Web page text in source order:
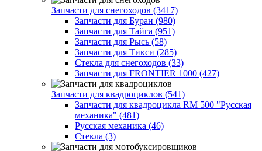
Запчасти для снегоходов (3417)
Запчасти для Буран (980)
Запчасти для Тайга (951)
Запчасти для Рысь (58)
Запчасти для Тикси (285)
Стекла для снегоходов (33)
Запчасти для FRONTIER 1000 (427)
Запчасти для квадроциклов (541)
Запчасти для квадроцикла RM 500 "Русская
механика" (481)
Русская механика (46)
Стекла (3)